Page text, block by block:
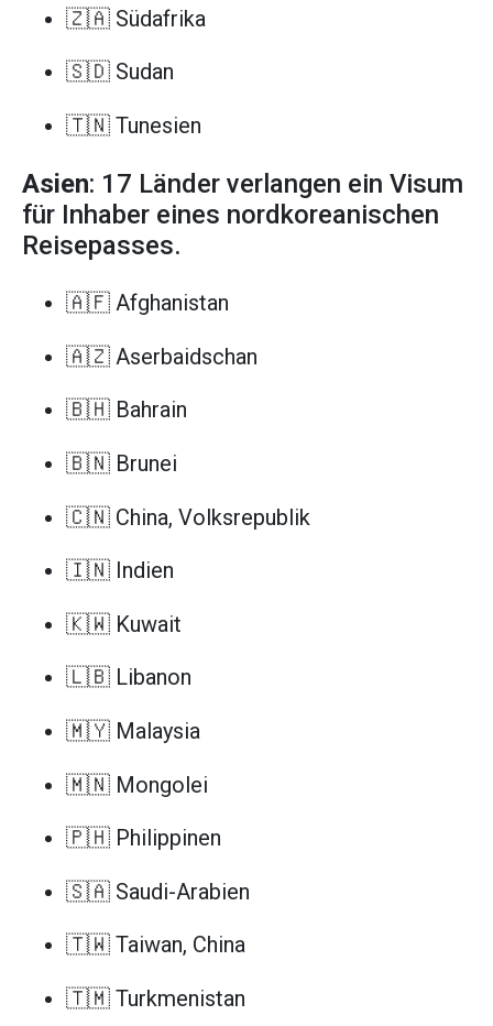
🇿🇦 Südafrika
🇸🇩 Sudan
🇹🇳 Tunesien
Asien: 17 Länder verlangen ein Visum
für Inhaber eines nordkoreanischen
Reisepasses.
🇦🇫 Afghanistan
🇦🇿 Aserbaidschan
🇧🇭 Bahrain
🇧🇳 Brunei
🇨🇳 China, Volksrepublik
🇮🇳 Indien
🇰🇼 Kuwait
🇱🇧 Libanon
🇲🇾 Malaysia
🇲🇳 Mongolei
🇵🇭 Philippinen
🇸🇦 Saudi-Arabien
🇹🇼 Taiwan, China
🇹🇲 Turkmenistan